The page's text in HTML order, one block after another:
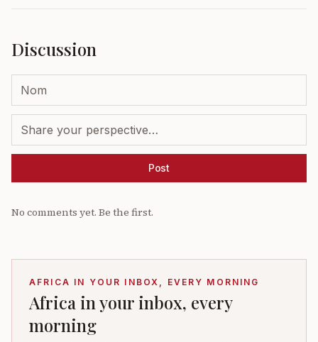
Discussion
Post
No comments yet. Be the first.
AFRICA IN YOUR INBOX, EVERY MORNING
Africa in your inbox, every
morning